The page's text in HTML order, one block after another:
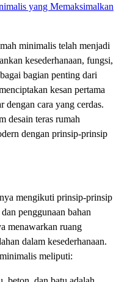
yang Memaksimalkan
minimalis telah menjadi
kesederhanaan, fungsi,
bagian penting dari
kesan pertama
dengan cara yang cerdas.
desain teras rumah
dengan prinsip-prinsip
mengikuti prinsip-prinsip
penggunaan bahan
menawarkan ruang
dalam kesederhanaan.
meliputi: